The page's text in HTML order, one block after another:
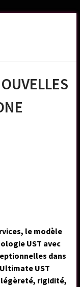
le modèle
UST avec
dans
UST
légèreté, rigidité,